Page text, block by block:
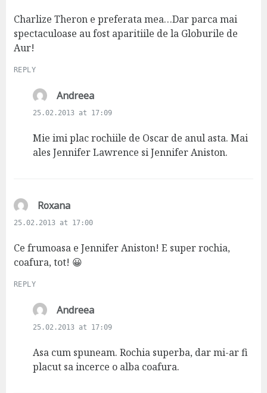
s
:
Charlize Theron e preferata mea…Dar parca mai
spectaculoase au fost aparitiile de la Globurile de
Aur!
REPLY
Andreeas
a
s
:
25.02.2013 at 17:09
Mie imi plac rochiile de Oscar de anul asta. Mai
ales Jennifer Lawrence si Jennifer Aniston.
Roxanas
a
s
25.02.2013 at 17:00
Ce frumoasa e Jennifer Aniston! E super rochia,
coafura, tot! 😀
REPLY
Andreeas
a
s
:
25.02.2013 at 17:09
Asa cum spuneam. Rochia superba, dar mi-ar fi
placut sa incerce o alba coafura.